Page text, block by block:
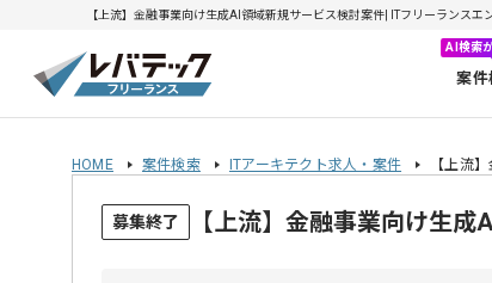
【上流】金融事業向け生成AI領域新規サービス検討案件| ITフリーランス
AI検索
案件
HOME 案件検索 ITアーキテクト求人・案件 【上流
募集終了 【上流】金融事業向け生